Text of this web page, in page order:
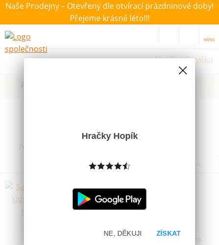
Naše Prodejny – Otevřeny dle otvírací prázdninové doby!
Přejeme krásné léto!!!
MENU
Hračky dle věku
Filtrovat dle dostupnosti, ceny, výrobce
Podle názvu od A do Z
Podle názvu od Z do A
Sada Fimo kids Funny Králík
Skladem
39 Kč
Kreativní sada Fimo kids Funny Králík pro
Hračky Hopík
ZÍSKAT
NE, DĚKUJI